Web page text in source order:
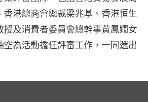
香港總商會總裁梁兆基、香港恒生
授及消費者委員會總幹事黃鳳嫺女
空為活動擔任評審工作，一同選出